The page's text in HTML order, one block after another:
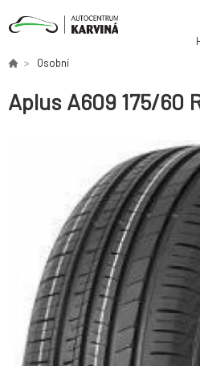
Osobní
Aplus A609 175/60